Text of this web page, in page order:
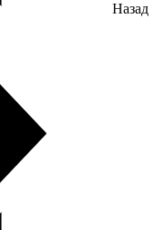
Назад